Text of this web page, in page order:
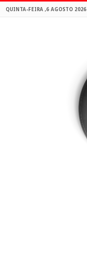
QUINTA-FEIRA ,6 AGOSTO 2026